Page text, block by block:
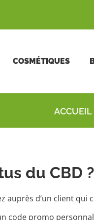
COSMÉTIQUES
ACCUEIL
du CBD ?
auprès d’un client qui
code promo